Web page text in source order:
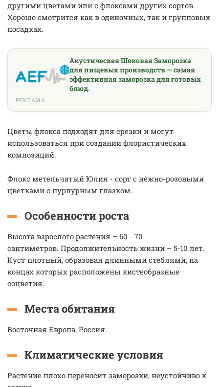
другими цветами или с флоксами других сортов.
Хорошо смотрится как в одиночных, так и групповых
посадках.
Акустическая Шоковая Заморозка
для пищевых производств — самая
эффективная заморозка для готовых
блюд.
РЕКЛАМА
Цветы флокса подходят для срезки и могут
использоваться при создании флористических
композиций.
Флокс метельчатый Юлия - сорт с нежно-розовыми
цветками с пурпурным глазком.
Особенности роста
Высота взрослого растения – 60 - 70
сантиметров. Продолжительность жизни – 5-10 лет.
Куст плотный, образован длинными стеблями, на
концах которых расположены кистеобразные
соцветия.
Места обитания
Восточная Европа, Россия.
Климатические условия
Растение плохо переносит заморозки, неустойчиво к